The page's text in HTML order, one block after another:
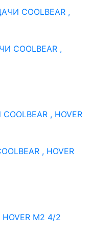
COOLBEAR ,
, HOVER